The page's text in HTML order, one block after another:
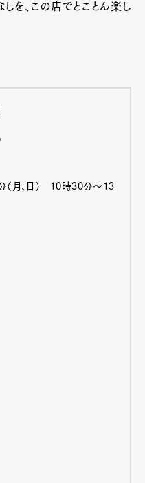
を、この店でとことん楽し
月、日） 10時30分～13